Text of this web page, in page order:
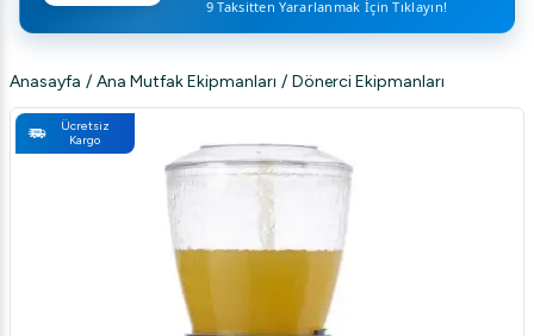
9 Taksitten Yararlanmak İçin Tıklayın!
Anasayfa / Ana Mutfak Ekipmanları / Dönerci Ekipmanları
Ücretsiz
Kargo